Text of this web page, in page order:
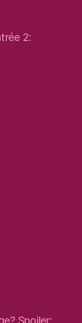
2:
Spoiler: